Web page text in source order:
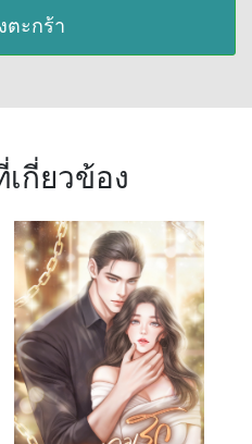
ตะกร้า
กี่ยวข้อง